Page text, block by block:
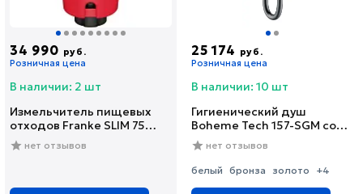
34 990 руб.
Розничная цена
В наличии: 2 шт
Измельчитель пищевых
отходов Franke SLIM 75
(134.0715.096)
нет отзывов
25 174 руб.
Розничная цена
В наличии: 10 шт
Гигиенический душ
Boheme Tech 157-SGM со
смесителем, С
ВНУТРЕННЕЙ ЧАСТЬЮ,
shine gun metal
нет отзывов
белый бронза золото +4